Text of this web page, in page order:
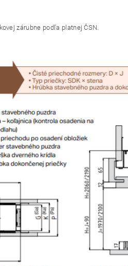
zárubne podľa platnej ČSN.